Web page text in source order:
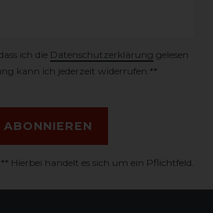
ich die Daten­schutz­erklärung gelesen
kann ich jederzeit widerrufen.**
ABONNIEREN
** Hierbei handelt es sich um ein Pflichtfeld.